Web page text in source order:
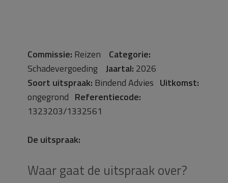
Commissie: Reizen Categorie:
Schadevergoeding Jaartal: 2026
Soort uitspraak: Bindend Advies Uitkomst:
ongegrond Referentiecode:
1323203/1332561
De uitspraak:
Waar gaat de uitspraak over?